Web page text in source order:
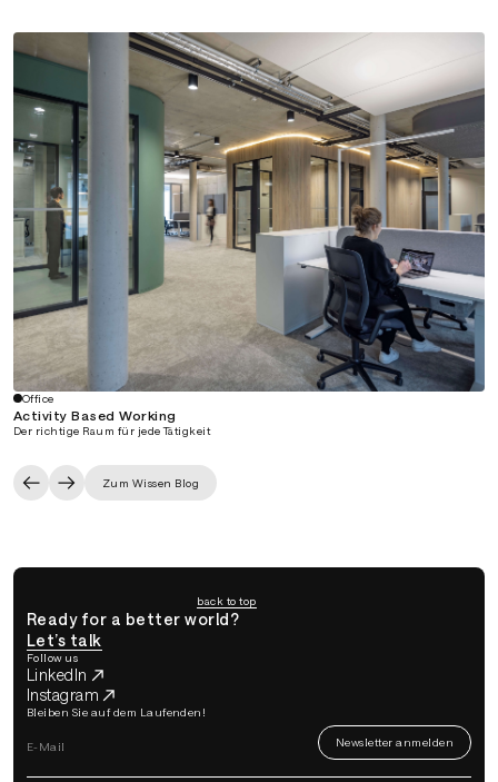
Office
Activity Based Working
Der richtige Raum für jede Tätigkeit
Zum Wissen Blog
back to top
Ready for a better world?
Let’s talk
Follow us
LinkedIn
Instagram
Bleiben Sie auf dem Laufenden!